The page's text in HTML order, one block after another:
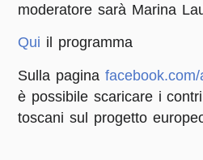
moderatore sarà Marina
Qui il programma
Sulla pagina
è possibile scaricare i
toscani sul progetto